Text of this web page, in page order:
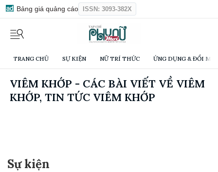
Bảng giá quảng cáo ISSN: 3093-382X
TRANG CHỦ SỰ KIỆN NỮ TRÍ THỨC ỨNG DỤNG & ĐỔI
VIÊM KHỚP - CÁC BÀI VIẾT VỀ VIÊM
KHỚP, TIN TỨC VIÊM KHỚP
Sự kiện